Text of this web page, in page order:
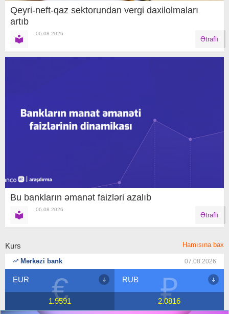
Qeyri-neft-qaz sektorundan vergi daxilolmaları
artıb
06.08.2026
Ətraflı
Bu bankların əmanət faizləri azalıb
06.08.2026
Ətraflı
Kurs Hamısına bax
Mərkəzi bank 07.08.2026
₽
RUB
2.0816 $
USD
1.7